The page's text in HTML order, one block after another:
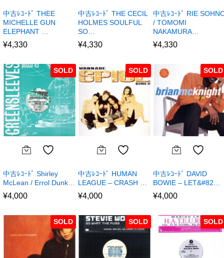
中古ﾚｺｰﾄﾞ THEE
MICHELLE GUN
ELEPHANT …
¥4,330
中古ﾚｺｰﾄﾞ THE CECIL
HOLMES SOULFUL
SO…
¥4,330
中古ﾚｺｰﾄﾞ RIE
/ TOMOMI
NAKAMURA…
¥4,330
SOLD
中古ﾚｺｰﾄﾞ Shirley
McLean / Errol Dunk…
¥4,000
SOLD
中古ﾚｺｰﾄﾞ HUMAN
LEAGUE – CRASH …
¥4,000
SOLD
中古ﾚｺｰﾄﾞ DAVID
BOWIE – LET&#82…
¥4,000
SOLD SOLD SOLD